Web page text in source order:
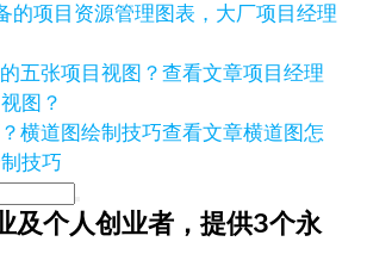
的项目资源管理图表，大厂项目经理
查看文章项目经理
图？
查看文章横道图怎
技巧
及个人创业者，提供3个永